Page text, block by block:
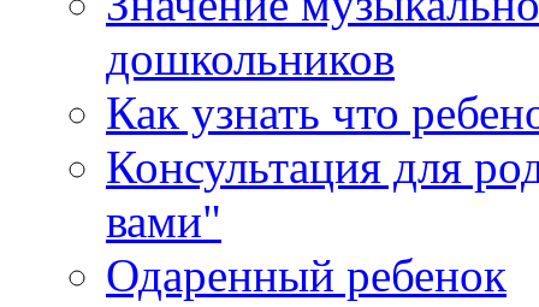
дошкольников
Как узнать что
Консультация для
вами"
Одаренный ребенок